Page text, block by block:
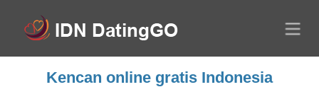
Kencan online gratis Indonesia